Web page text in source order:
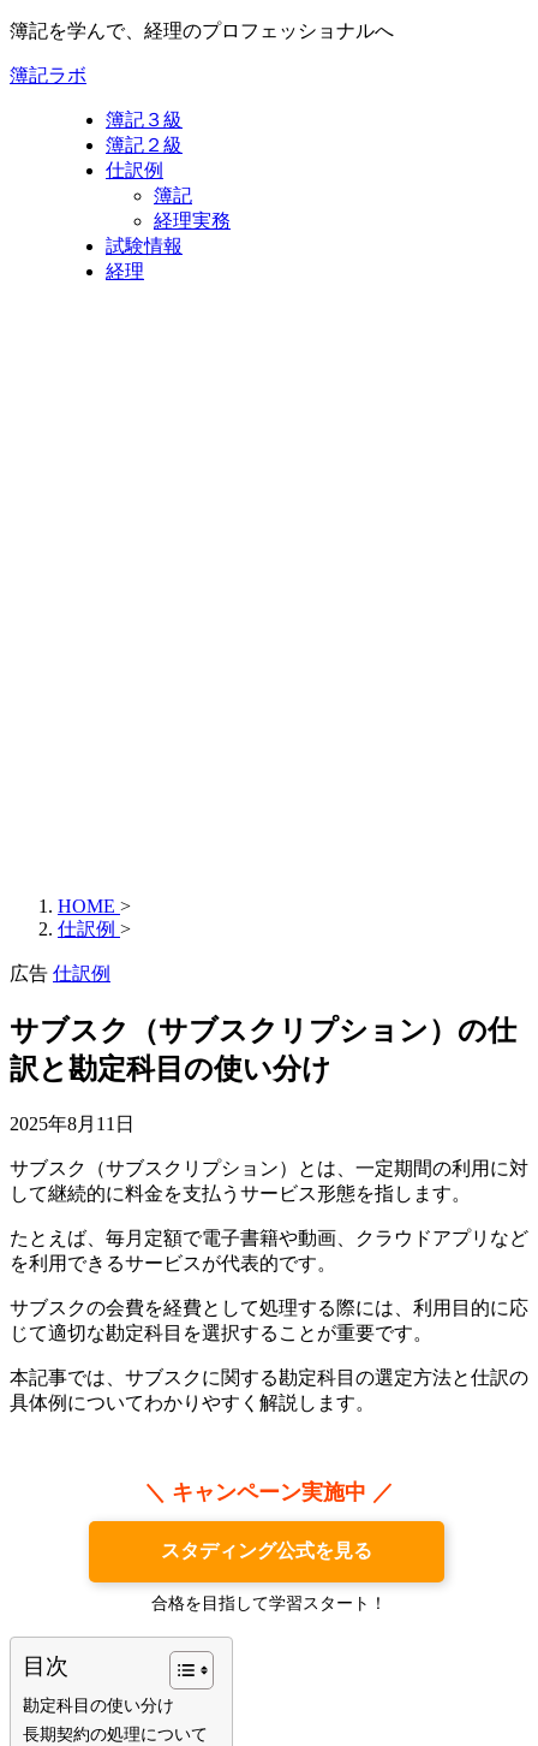
簿記を学んで、経理のプロフェッショナルへ
簿記ラボ
簿記３級
簿記２級
仕訳例
簿記
経理実務
試験情報
経理
HOME >
仕訳例 >
広告 仕訳例
サブスク（サブスクリプション）の仕
訳と勘定科目の使い分け
2025年8月11日
サブスク（サブスクリプション）とは、一定期間の利用に対
して継続的に料金を支払うサービス形態を指します。
たとえば、毎月定額で電子書籍や動画、クラウドアプリなど
を利用できるサービスが代表的です。
サブスクの会費を経費として処理する際には、利用目的に応
じて適切な勘定科目を選択することが重要です。
本記事では、サブスクに関する勘定科目の選定方法と仕訳の
具体例についてわかりやすく解説します。
＼ キャンペーン実施中 ／
スタディング公式を見る
合格を目指して学習スタート！
目次
勘定科目の使い分け
長期契約の処理について